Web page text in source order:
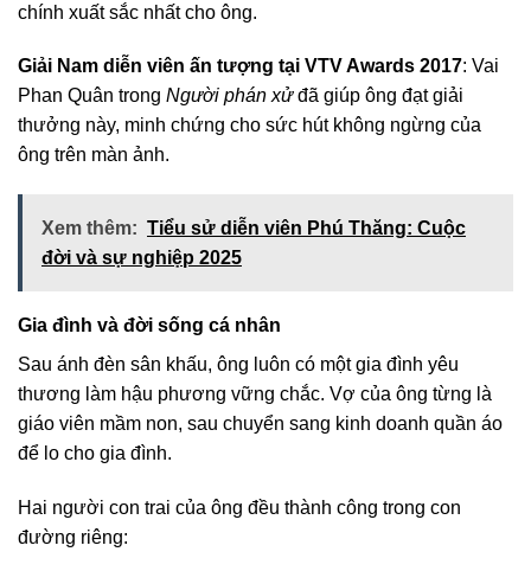
chính xuất sắc nhất cho ông.
Giải Nam diễn viên ấn tượng tại VTV Awards 2017: Vai
Phan Quân trong Người phán xửđã giúp ông đạt giải
thưởng này, minh chứng cho sức hút không ngừng của
ông trên màn ảnh.
Xem thêm: Tiểu sử diễn viên Phú Thăng: Cuộc
đời và sự nghiệp 2025
Gia đình và đời sống cá nhân
Sau ánh đèn sân khấu, ông luôn có một gia đình yêu
thương làm hậu phương vững chắc. Vợ của ông từng là
giáo viên mầm non, sau chuyển sang kinh doanh quần áo
để lo cho gia đình.
Hai người con trai của ông đều thành công trong con
đường riêng: